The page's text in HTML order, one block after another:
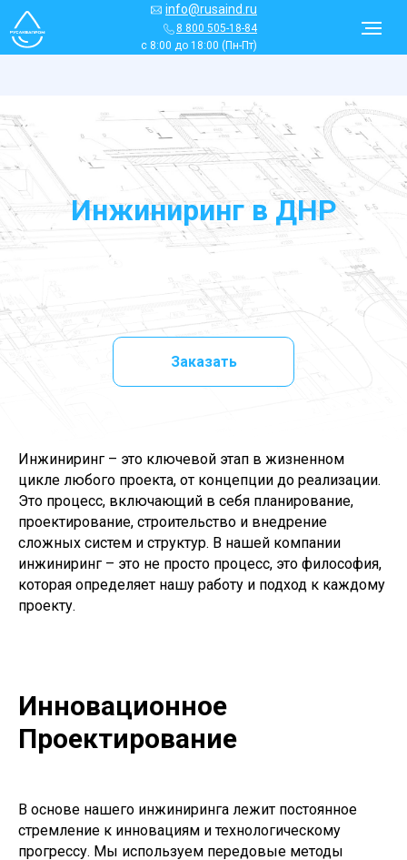
8 800 505-18-84
с 8:00 до 18:00 (Пн-Пт)
info@rusaind.ru
Инжиниринг вДНР
Заказать
Инжиниринг – это ключевой этап в жизненном
цикле любого проекта, от концепции до реализации.
Это процесс, включающий в себя планирование,
проектирование, строительство и внедрение
сложных систем и структур. В нашей компании
инжиниринг – это не просто процесс, это философия,
которая определяет нашу работу и подход к каждому
проекту.
Инновационное
Проектирование
В основе нашего инжиниринга лежит постоянное
стремление к инновациям и технологическому
прогрессу. Мы используем передовые методы